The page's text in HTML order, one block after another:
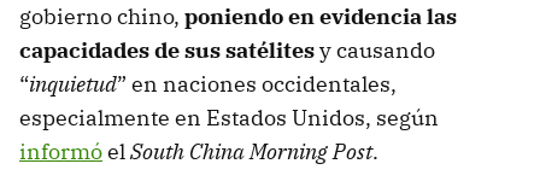
gobierno chino, poniendo en evidencia las
capacidades de sus satélitesy causando
“inquietud” en naciones occidentales,
especialmente en Estados Unidos, según
informóelSouth China Morning Post.